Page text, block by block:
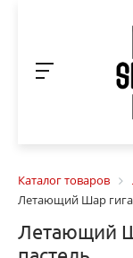
Каталог товаров
Летающий Шар
Летающий